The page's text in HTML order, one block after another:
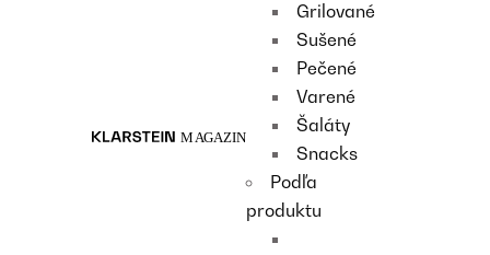
Grilované
Sušené
Pečené
Varené
Šaláty
Snacks
Podľa
produktu